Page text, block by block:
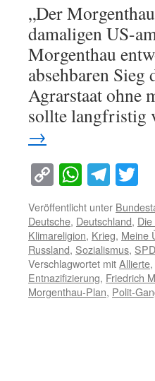
„Der
damaligen US-
Morgenthau
absehbaren
Agrarstaat ohne
sollte langfristig
→
Copy
Link
Veröffentlicht unter
Deutsche, Deutschland,
Klimareligion, Krieg, Meine
Russland, Sozialismus, SPD
Verschlagwortet mitAllierte,
Entnazifizierung, Friedrich
Morgenthau-Plan, Polit-